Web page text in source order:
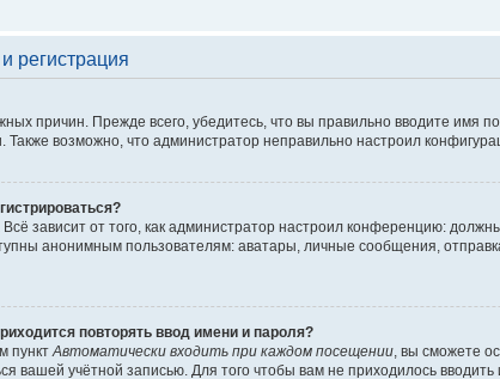
регистрация
причин. Прежде всего, убедитесь, что вы правильно вводите
Также возможно, что администратор неправильно настроил
зависит от того, как администратор настроил конференцию:
анонимным пользователям: аватары, личные сообщения,
повторять ввод имени и пароля?
пункт Автоматически входить при каждом посещении , вы сможете
вашей учётной записью. Для того чтобы вам не приходилось